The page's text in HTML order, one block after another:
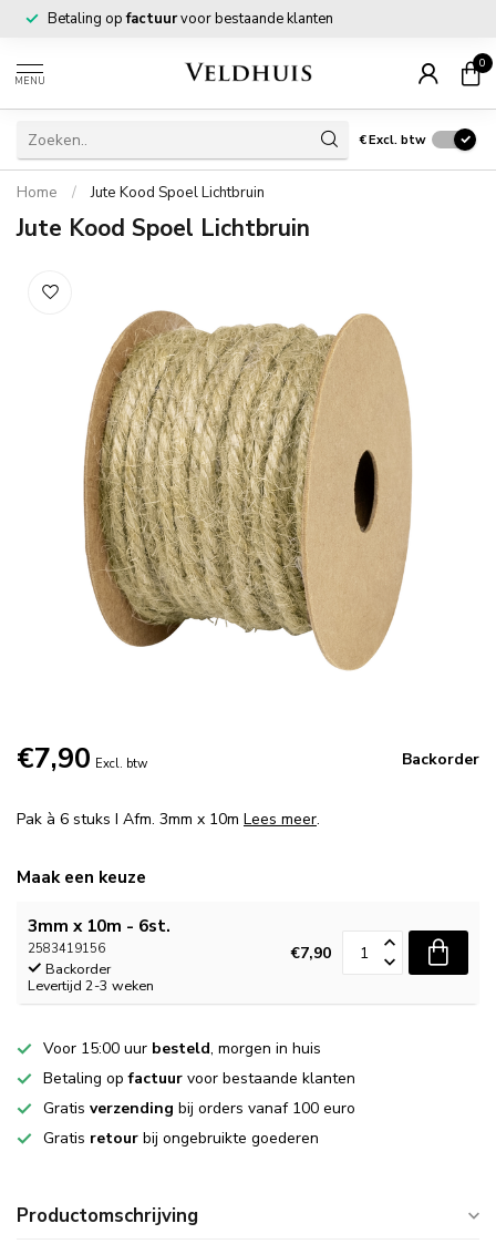
Betaling opfactuurvoor bestaande klanten
MENU
0
€Excl. btw
Home / Jute Kood Spoel Lichtbruin
Jute Kood Spoel Lichtbruin
€7,90 Excl. btw Backorder
Pak à 6 stuks I Afm. 3mm x 10m Lees meer.
Maak een keuze
3mm x 10m - 6st.
2583419156
Backorder
Levertijd 2-3 weken
€7,90
Voor 15:00 uur besteld, morgen in huis
Betaling opfactuur voor bestaande klanten
Gratis verzending bij orders vanaf 100 euro
Gratis retour bij ongebruikte goederen
Productomschrijving